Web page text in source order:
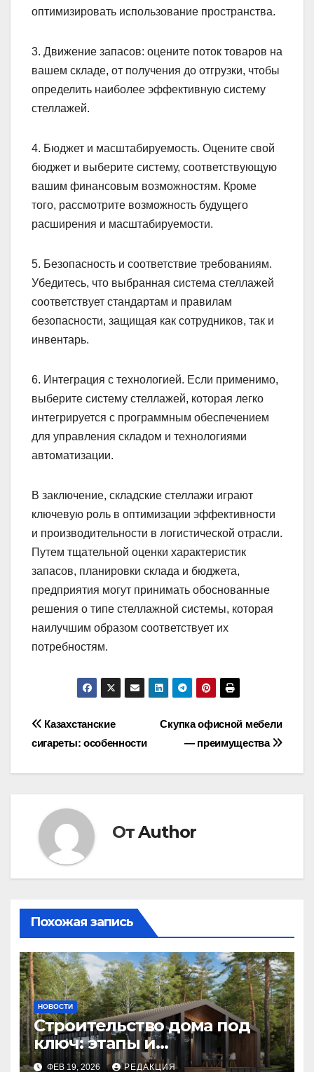
оптимизировать использование пространства.
3. Движение запасов: оцените поток товаров на
вашем складе, от получения до отгрузки, чтобы
определить наиболее эффективную систему
стеллажей.
4. Бюджет и масштабируемость. Оцените свой
бюджет и выберите систему, соответствующую
вашим финансовым возможностям. Кроме
того, рассмотрите возможность будущего
расширения и масштабируемости.
5. Безопасность и соответствие требованиям.
Убедитесь, что выбранная система стеллажей
соответствует стандартам и правилам
безопасности, защищая как сотрудников, так и
инвентарь.
6. Интеграция с технологией. Если применимо,
выберите систему стеллажей, которая легко
интегрируется с программным обеспечением
для управления складом и технологиями
автоматизации.
В заключение, складские стеллажи играют
ключевую роль в оптимизации эффективности
и производительности в логистической отрасли.
Путем тщательной оценки характеристик
запасов, планировки склада и бюджета,
предприятия могут принимать обоснованные
решения о типе стеллажной системы, которая
наилучшим образом соответствует их
потребностям.
Навигация
по
Скупка офисной мебели
— преимущества
Казахстанские
сигареты: особенности
ОтAuthor
Похожая запись
НОВОСТИ
Строительство дома под
ключ: этапы и
планирование бюджета
ФЕВ 19, 2026 РЕДАКЦИЯ